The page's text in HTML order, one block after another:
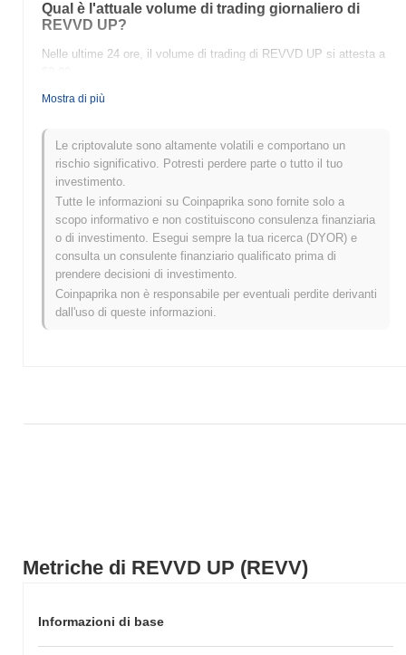
Metriche di REVVD UP (REVV)
Informazioni di base
Qual è l'attuale volume di trading giornaliero di
REVVD UP?
Nelle ultime 24 ore, il volume di trading di REVVD UP si attesta a
Qual è lo storico della fascia di prezzo di REVVD
Massimo Storico (ATH):$0.042620
Minimo Storico (ATL): $0.00
REVVD UP è attualmente scambiato~53.22%al di sotto del suo
ATH .
Come si sta comportando REVVD UP rispetto al
mercato crypto più ampio?
Negli ultimi 7 giorni, REVVD UP ha guadagnato
il mercato crypto complessivo che ha registrato un calo del
Mostra di più
Le criptovalute sono altamente volatili e comportano un
rischio significativo. Potresti perdere parte o tutto il tuo
investimento.
Tutte le informazioni su Coinpaprika sono fornite solo a
scopo informativo e non costituiscono consulenza finanziaria
o di investimento. Esegui sempre la tua ricerca (DYOR) e
consulta un consulente finanziario qualificato prima di
prendere decisioni di investimento.
Coinpaprika non è responsabile per eventuali perdite derivanti
dall'uso di queste informazioni.